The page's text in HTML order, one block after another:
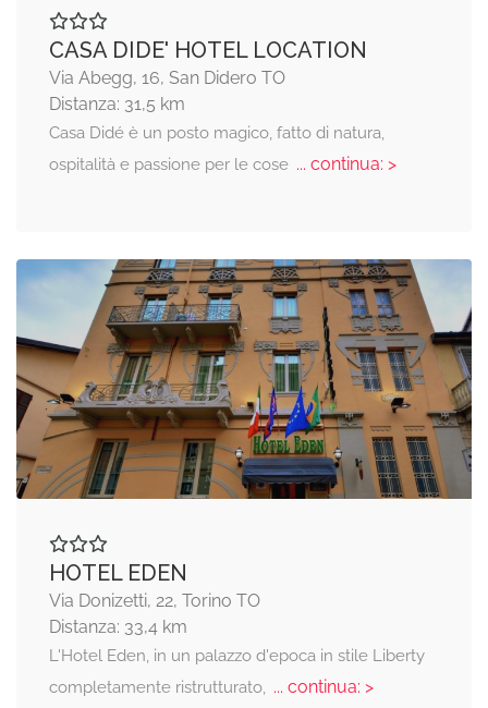
CASA DIDE' HOTEL LOCATION
Via Abegg, 16, San Didero TO
Distanza: 31,5 km
Casa Didé è un posto magico, fatto di natura,
ospitalità e passione per le cose... continua: >
HOTEL EDEN
Via Donizetti, 22, Torino TO
Distanza: 33,4 km
L'Hotel Eden, in un palazzo d'epoca in stile Liberty
completamente ristrutturato, ... continua: >